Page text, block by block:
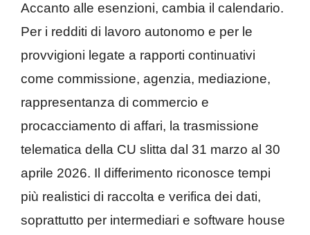
Accanto alle esenzioni, cambia il calendario.
Per i redditi di lavoro autonomo e per le
provvigioni legate a rapporti continuativi
come commissione, agenzia, mediazione,
rappresentanza di commercio e
procacciamento di affari, la trasmissione
telematica della CU slitta dal 31 marzo al 30
aprile 2026. Il differimento riconosce tempi
più realistici di raccolta e verifica dei dati,
soprattutto per intermediari e software house